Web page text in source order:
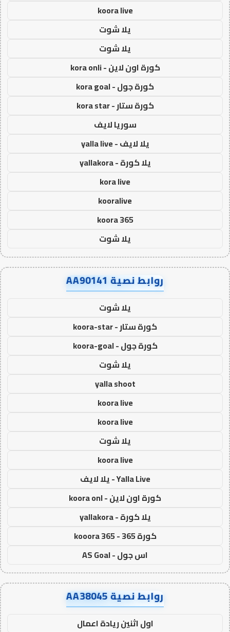
koora live
يلا شوت
يلا شوت
كورة اون لاين - kora onli
كورة جول - kora goal
كورة ستار - kora star
سوريا لايف
يلا لايف - yalla live
يلا كورة - yallakora
kora live
kooralive
koora 365
يلا شوت
روابط نصية AA90141
يلا شوت
كورة ستار - koora-star
كورة جول - koora-goal
يلا شوت
yalla shoot
koora live
koora live
يلا شوت
koora live
Yalla Live - يلا لايف
كورة اون لاين - koora onl
يلا كورة - yallakora
كورة 365 - kooora 365
اس جول - AS Goal
روابط نصية AA38045
اول اثنين ريادة اعمال